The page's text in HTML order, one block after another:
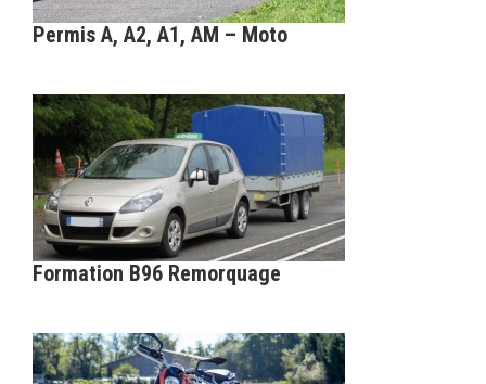
Permis A, A2, A1, AM – Moto
Formation B96 Remorquage